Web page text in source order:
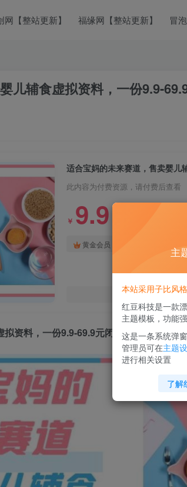
网【整站更新】 福缘网【整站更新】 冒
儿辅食虚拟资料，一份9.9-
此内容为付费资源，请付费后查看
￥ 9.9
黄金会员
资料，一份9.9-69.9元闭眼赚钱
主
本站采用子比风
红豆科技是一款
主题模板，功能
这是一条系统弹
管理员可在主题
进行相关设置
了解